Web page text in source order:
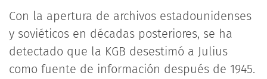
Con la apertura de archivos estadounidenses
y soviéticos en décadas posteriores, se ha
detectado que la KGB desestimó a Julius
como fuente de información después de 1945.